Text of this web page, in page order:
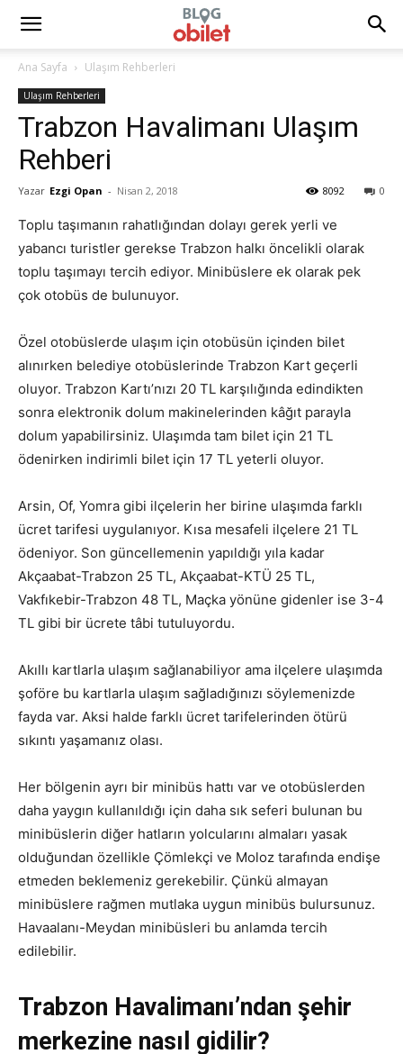
Ana Sayfa Ulaşım Rehberleri
Ulaşım Rehberleri
Trabzon Havalimanı Ulaşım
Rehberi
Yazar Ezgi Opan - Nisan 2, 2018 0
8092
Toplu taşımanın rahatlığından dolayı gerek yerli ve
yabancı turistler gerekse Trabzon halkı öncelikli olarak
toplu taşımayı tercih ediyor. Minibüslere ek olarak pek
çok otobüs de bulunuyor.
Özel otobüslerde ulaşım için otobüsün içinden bilet
alınırken belediye otobüslerinde Trabzon Kart geçerli
oluyor. Trabzon Kartı’nızı 20 TL karşılığında edindikten
sonra elektronik dolum makinelerinden kâğıt parayla
dolum yapabilirsiniz. Ulaşımda tam bilet için 21 TL
ödenirken indirimli bilet için 17 TL yeterli oluyor.
Arsin, Of, Yomra gibi ilçelerin her birine ulaşımda farklı
ücret tarifesi uygulanıyor. Kısa mesafeli ilçelere 21 TL
ödeniyor. Son güncellemenin yapıldığı yıla kadar
Akçaabat-Trabzon 25 TL, Akçaabat-KTÜ 25 TL,
Vakfıkebir-Trabzon 48 TL, Maçka yönüne gidenler ise 3-4
TL gibi bir ücrete tâbi tutuluyordu.
Akıllı kartlarla ulaşım sağlanabiliyor ama ilçelere ulaşımda
şoföre bu kartlarla ulaşım sağladığınızı söylemenizde
fayda var. Aksi halde farklı ücret tarifelerinden ötürü
sıkıntı yaşamanız olası.
Her bölgenin ayrı bir minibüs hattı var ve otobüslerden
daha yaygın kullanıldığı için daha sık seferi bulunan bu
minibüslerin diğer hatların yolcularını almaları yasak
olduğundan özellikle Çömlekçi ve Moloz tarafında endişe
etmeden beklemeniz gerekebilir. Çünkü almayan
minibüslere rağmen mutlaka uygun minibüs bulursunuz.
Havaalanı-Meydan minibüsleri bu anlamda tercih
edilebilir.
Trabzon Havalimanı’ndan şehir
merkezine nasıl gidilir?